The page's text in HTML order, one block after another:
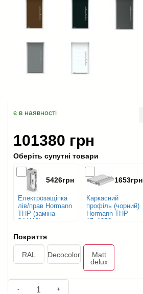
є в наявності
101380 грн
Оберіть супутні товари
Електрозащіпка
лів/прав Hormann
THP (заміна
344110)
5426грн
Каркасний
профіль (чорний)
Hormann THP
15х1250 мм
1653грн
Покриття
RAL Decocolor
Matt
delux
- +